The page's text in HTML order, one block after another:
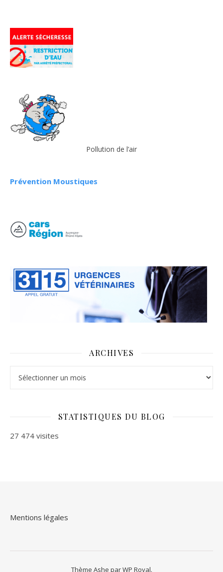
Pollution de l’air
Prévention Moustiques
ARCHIVES
STATISTIQUES DU BLOG
27 474 visites
Mentions légales
Thème Ashe parWP Royal.